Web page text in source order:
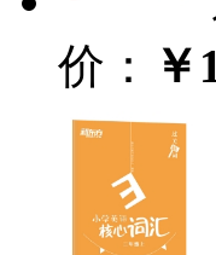
价：
￥